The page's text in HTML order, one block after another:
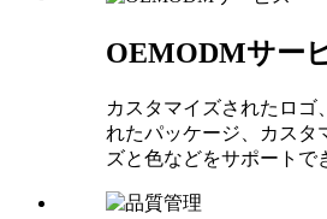
OEMODMサー
カスタマイズされたロゴ
れたパッケージ、カスタ
ズと色などをサポートで